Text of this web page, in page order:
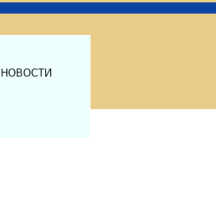
НОВОСТИ